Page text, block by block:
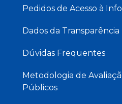
Pedidos de Acesso à
Dados da Transparência
Dúvidas Frequentes
Metodologia de
Públicos